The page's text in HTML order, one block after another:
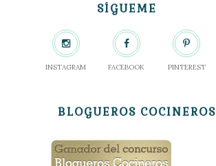
SÍGUEME
INSTAGRAM FACEBOOK PINTEREST
BLOGUEROS COCINEROS